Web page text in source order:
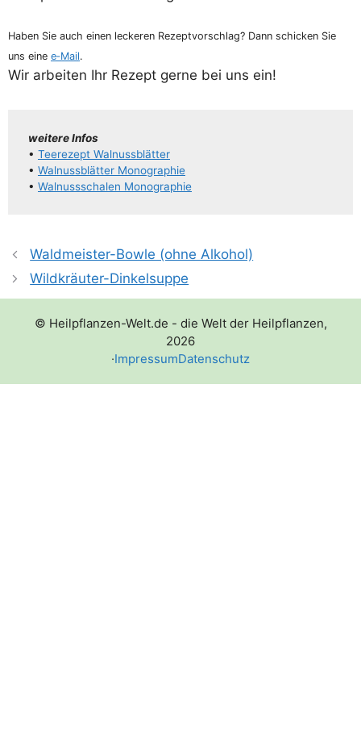
Haben Sie auch einen lecke­ren Rezept­vor­schlag? Dann schi­cken Sie
uns eine e‑Mail.
Wir arbei­ten Ihr Rezept ger­ne bei uns ein!
wei­te­re Infos
• Tee­re­zept Walnussblätter
• Wal­nuss­blät­ter Monographie
• Wal­nuss­scha­len Monographie
Waldmeister-Bowle (ohne Alkohol)
Wildkräuter-Dinkelsuppe
© Heilpflanzen-Welt.de - die Welt der Heilpflanzen,
2026
·ImpressumDatenschutz